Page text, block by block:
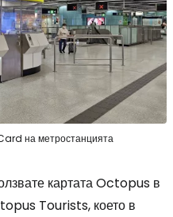
на метростанцията
картата Octopus в
Tourists, което в